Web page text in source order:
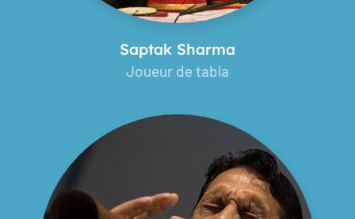
Saptak Sharma
Joueur de tabla